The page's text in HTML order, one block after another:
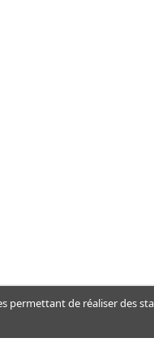
permettant de réaliser des